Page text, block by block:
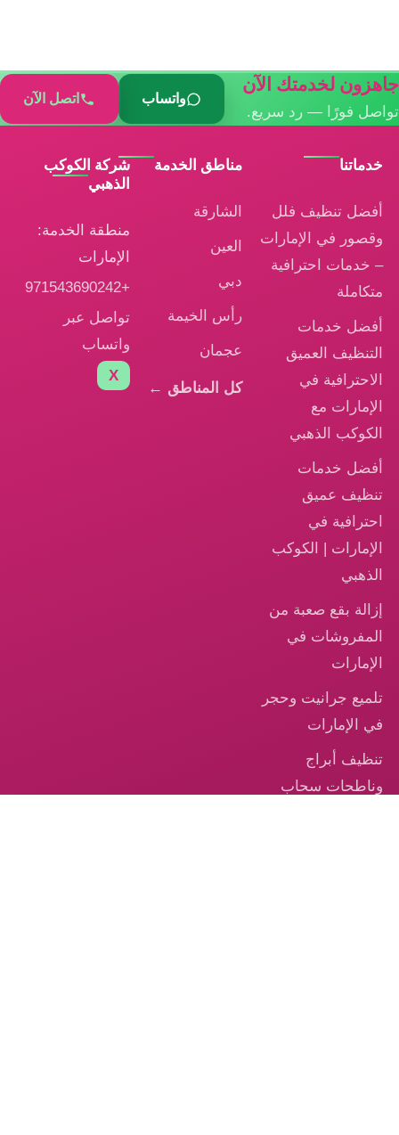
جاهزون لخدمتك الآن
تواصل فورًا — رد سريع.
واتساب اتصل الآن
خدماتنا
أفضل تنظيف فلل
وقصور في الإمارات
– خدمات احترافية
متكاملة
أفضل خدمات
التنظيف العميق
الاحترافية في
الإمارات مع
الكوكب الذهبي
أفضل خدمات
تنظيف عميق
احترافية في
الإمارات | الكوكب
الذهبي
إزالة بقع صعبة من
المفروشات في
الإمارات
تلميع جرانيت وحجر
في الإمارات
تنظيف أبراج
وناطحات سحاب
مناطق الخدمة
الشارقة
العين
دبي
رأس الخيمة
عجمان
كل المناطق ←
شركة الكوكب
الذهبي
منطقة الخدمة:
الإمارات
+971543690242
تواصل عبر
واتساب
X